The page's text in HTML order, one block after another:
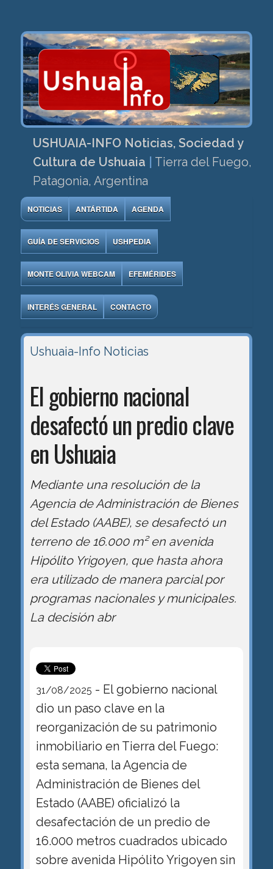
USHUAIA-INFO Noticias, Sociedad y
Cultura de Ushuaia
Tierra del Fuego,
Patagonia, Argentina
NOTICIAS ANTÁRTIDA AGENDA
GUÍA DE SERVICIOS USHPEDIA
MONTE OLIVIA WEBCAM EFEMÉRIDES
INTERÉS GENERAL CONTACTO
Ushuaia-Info Noticias
El gobierno nacional
desafectó un predio clave
en Ushuaia
Mediante una resolución de la
Agencia de Administración de Bienes
del Estado (AABE), se desafectó un
terreno de 16.000 m² en avenida
Hipólito Yrigoyen, que hasta ahora
era utilizado de manera parcial por
programas nacionales y municipales.
La decisión abr
31/08/2025 - El gobierno nacional
dio un paso clave en la
reorganización de su patrimonio
inmobiliario en Tierra del Fuego:
esta semana, la Agencia de
Administración de Bienes del
Estado (AABE) oficializó la
desafectación de un predio de
16.000 metros cuadrados ubicado
sobre avenida Hipólito Yrigoyen sin